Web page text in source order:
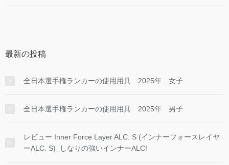
最新の投稿
全日本選手権ランカーの使用用具 2025年 女子
全日本選手権ランカーの使用用具 2025年 男子
レビュー Inner Force Layer ALC. S (インナーフォースレイヤ
ーALC. S)_しなりの強いインナーALC!